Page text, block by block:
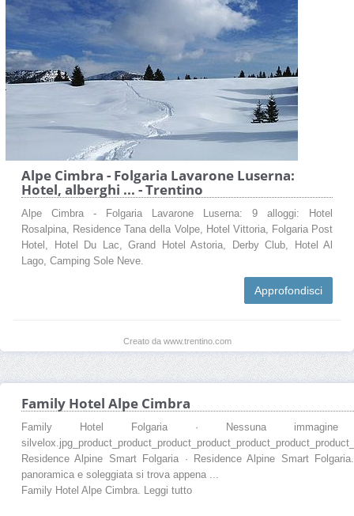
Alpe Cimbra - Folgaria Lavarone Luserna:
Hotel, alberghi ... - Trentino
Alpe Cimbra - Folgaria Lavarone Luserna: 9 alloggi: Hotel
Rosalpina, Residence Tana della Volpe, Hotel Vittoria, Folgaria Post
Hotel, Hotel Du Lac, Grand Hotel Astoria, Derby Club, Hotel Al
Lago, Camping Sole Neve.
Approfondisci
Creato da www.trentino.com
Family Hotel Alpe Cimbra
Family Hotel Folgaria · Nessuna immagine
Residence Alpine Smart Folgaria · Residence Alpine Smart
panoramica e soleggiata si trova appena ...
Family Hotel Alpe Cimbra. Leggi tutto